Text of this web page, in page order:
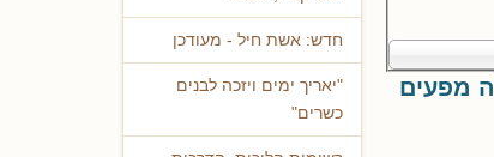
מפעים
חדש: אשת חיל - מעודכן
"יאריך ימים ויזכה לבנים
כשרים"